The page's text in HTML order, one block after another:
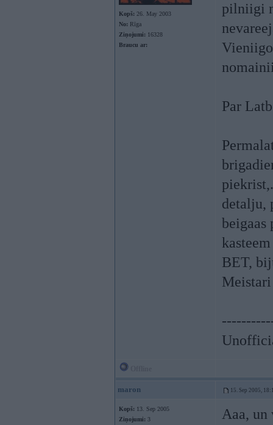
Kopš: 26. May 2003
No: Rīga
Ziņojumi: 16328
Braucu ar:
pilniigi
Par
detalju,
beigaas
BET,
maron 15. Sep 2005,
Kopš: 13. Sep 2005
Ziņojumi: 3
Aaa,